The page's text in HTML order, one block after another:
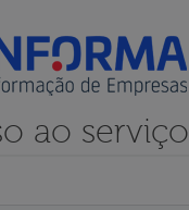
ao serviço